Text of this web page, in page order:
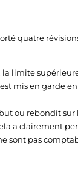
quatre
limite
mis en garde
ou rebondit sur
a clairement
sont pas